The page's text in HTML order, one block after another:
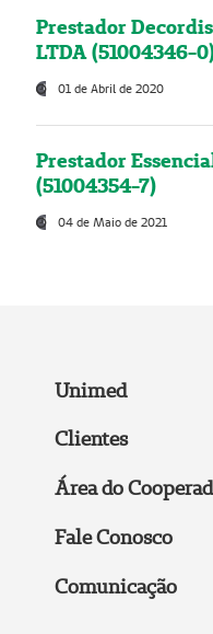
Prestador
LTDA (51004346-
01 de Abril de 2020
Prestador
(51004354-7)
04 de Maio de 2021
Unimed
Clientes
Área do
Fale Conosco
Comunicação